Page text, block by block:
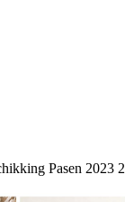
Pasen 2023